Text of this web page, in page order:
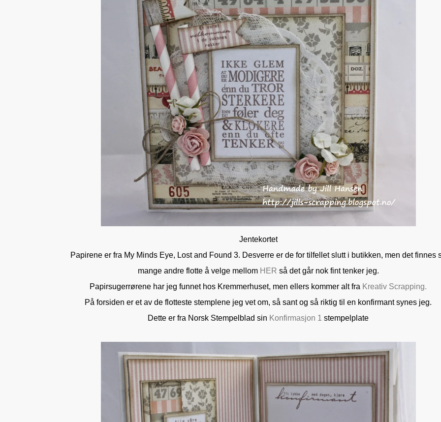
Jentekortet
Papirene er fra My Minds Eye, Lost and Found 3. Desverre er de for tilfellet slutt i butikken, men det finnes
mange andre flotte å velge mellom HER så det går nok fint tenker jeg.
Papirsugerrørene har jeg funnet hos Kremmerhuset, men ellers kommer alt fra Kreativ Scrapping.
På forsiden er et av de flotteste stemplene jeg vet om, så sant og så riktig til en konfirmant synes jeg.
Dette er fra Norsk Stempelblad sin Konfirmasjon 1 stempelplate